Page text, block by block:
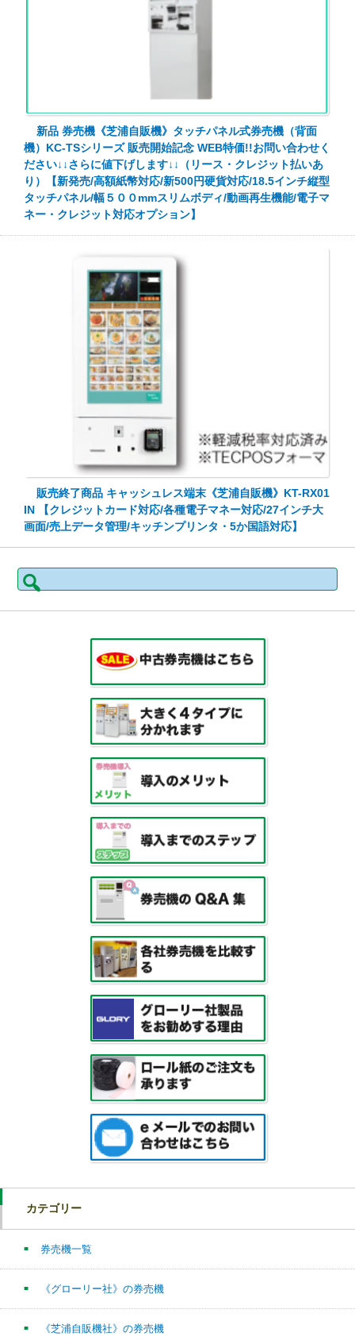
新品 券売機《芝浦自販機》タッチパネル式券売機（背面
機）KC-TSシリーズ 販売開始記念 WEB特価!!お問い合わせく
ださい↓↓さらに値下げします↓↓（リース・クレジット払いあ
り）【新発売/高額紙幣対応/新500円硬貨対応/18.5インチ縦型
タッチパネル/幅５００mmスリムボディ/動画再生機能/電子マ
ネー・クレジット対応オプション】
販売終了商品 キャッシュレス端末《芝浦自販機》KT-RX01
IN 【クレジットカード対応/各種電子マネー対応/27インチ大
画面/売上データ管理/キッチンプリンタ・5か国語対応】
検
索:
カテゴリー
券売機一覧
《グローリー社》の券売機
《芝浦自販機社》の券売機